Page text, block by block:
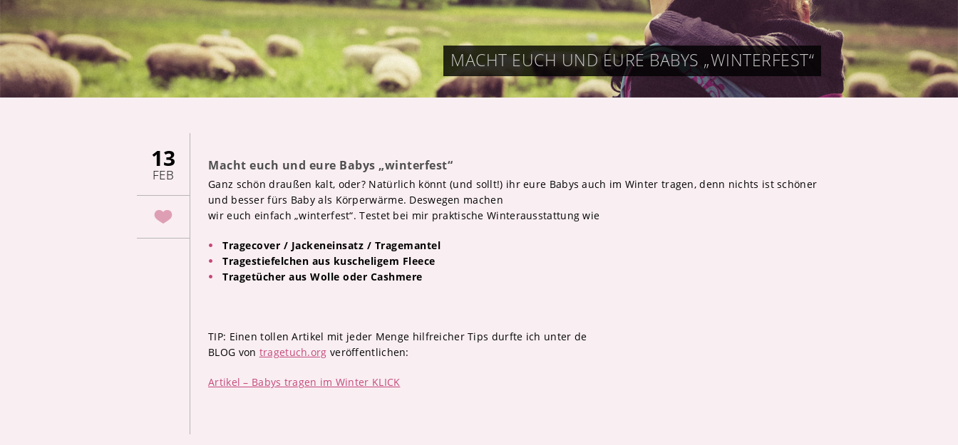
MACHT EUCH UND EURE BABYS „WINTERFEST“
13
FEB
Macht euch und eure Babys „winterfest“
Ganz schön draußen kalt, oder? Natürlich könnt (und sollt!) ihr eure Babys auch im Winter tragen, denn nichts ist schöner
und besser fürs Baby als Körperwärme. Deswegen machen
wir euch einfach „winterfest“. Testet bei mir praktische Winterausstattung wie
Tragecover / Jackeneinsatz / Tragemantel
Tragestiefelchen aus kuscheligem Fleece
Tragetücher aus Wolle oder Cashmere
TIP: Einen tollen Artikel mit jeder Menge hilfreicher Tips durfte ich unter de
BLOG von tragetuch.org veröffentlichen:
Artikel – Babys tragen im Winter KLICK